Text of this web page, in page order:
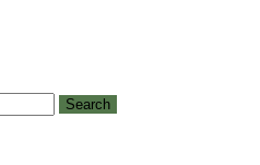
Search